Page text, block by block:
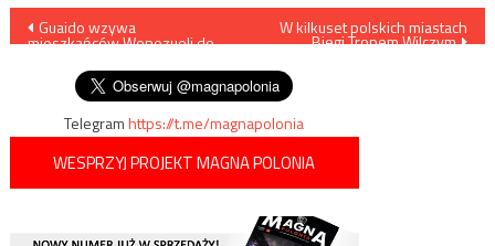
Nawigacja
wpisu
Guaido wzywa
mieszkańców Wenezueli do
W kilkuset polskich miastach
Biegi Tropem Wilczym
Telegramhttps://t.me/magnapolonia
WESPRZYJ PROJEKT MAGNA POLONIA